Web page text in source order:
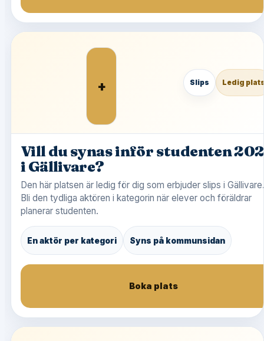
+ Slips Ledig
Vill du synas inför studenten
i Gällivare?
Den här platsen är ledig för dig som erbjuder slips i Gällivare.
Bli den tydliga aktören i kategorin när elever och föräldrar
planerar studenten.
En aktör per kategori Syns på kommunsidan
Boka plats